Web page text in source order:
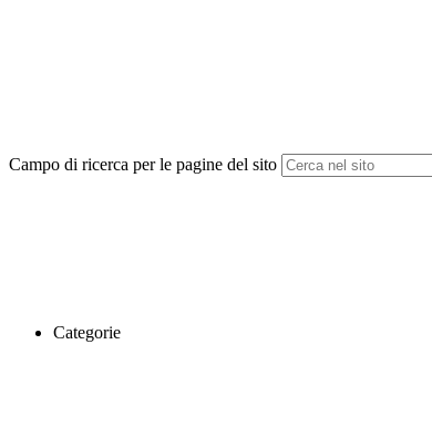
Campo di ricerca per le pagine del sito
Categorie